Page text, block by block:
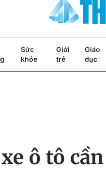
Sức
khỏe
Giới
trẻ
Giáo
dục
ô tô